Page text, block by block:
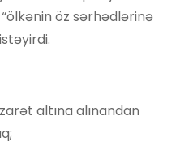
“ölkənin öz sərhədlərinə
altına alınandan